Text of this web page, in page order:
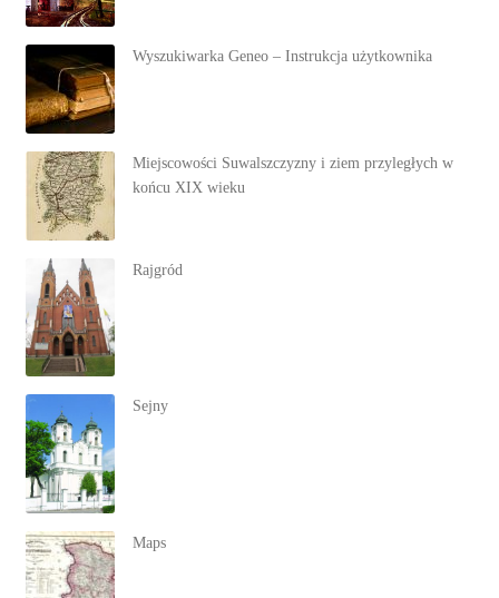
Wyszukiwarka Geneo – Instrukcja użytkownika
Miejscowości Suwalszczyzny i ziem przyległych w
końcu XIX wieku
Rajgród
Sejny
Maps